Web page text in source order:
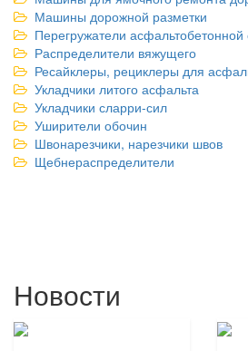
Машины дорожной разметки
Перегружатели
Распределители вяжущего
Ресайклеры, рециклеры для
Укладчики литого асфальта
Укладчики сларри-сил
Уширители обочин
Швонарезчики, нарезчики швов
Щебнераспределители
Новости